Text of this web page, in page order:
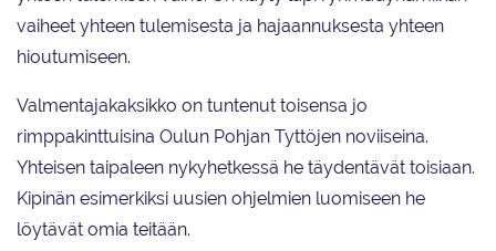
vaiheet yhteen tulemisesta ja hajaannuksesta yhteen
hioutumiseen.
Valmentajakaksikko on tuntenut toisensa jo
rimppakinttuisina Oulun Pohjan Tyttöjen noviiseina.
Yhteisen taipaleen nykyhetkessä he täydentävät toisiaan.
Kipinän esimerkiksi uusien ohjelmien luomiseen he
löytävät omia teitään.